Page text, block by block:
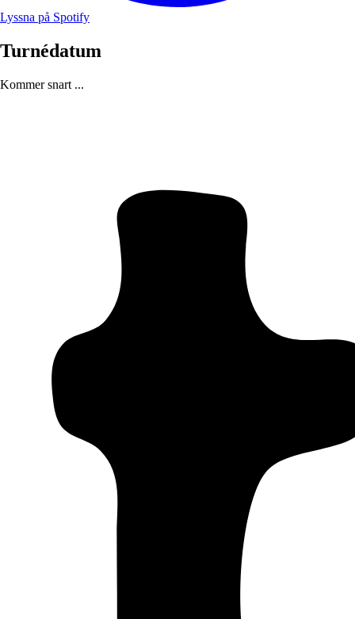
Lyssna på Spotify
Turnédatum
Kommer snart ...